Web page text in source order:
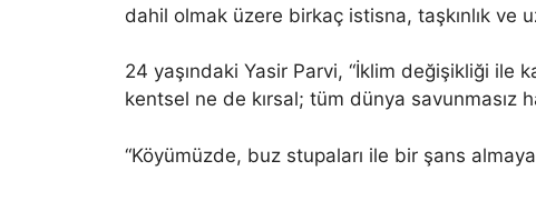
dahil olmak üzere birkaç istisna, taşkınlık ve
24 yaşındaki Yasir Parvi, “İklim değişikliği ile
kentsel ne de kırsal; tüm dünya savunmasız
“Köyümüzde, buz stupaları ile bir şans